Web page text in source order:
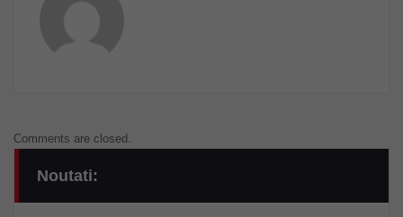
Comments are closed.
Noutati: